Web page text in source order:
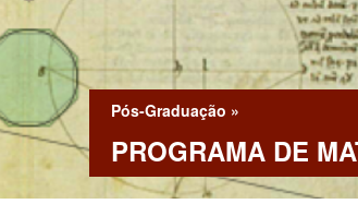
Pós-Graduação »
PROGRAMA DE